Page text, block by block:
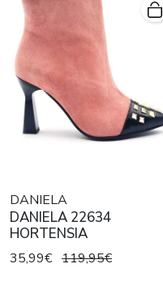
DANIELA
DANIELA 22634
HORTENSIA
35,99€ 119,95€